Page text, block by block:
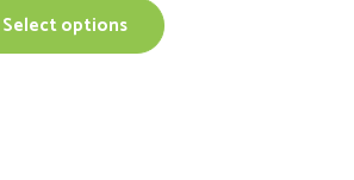
Select options
h